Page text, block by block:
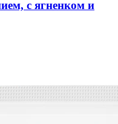
с ягненком и